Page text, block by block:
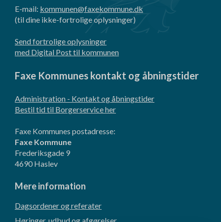
E-mail: kommunen@faxekommune.dk
(til dine ikke-fortrolige oplysninger)
Send fortrolige oplysninger
med Digital Post til kommunen
Faxe Kommunes kontakt og åbningstider
Administration - Kontakt og åbningstider
Bestil tid til Borgerservice her
Faxe Kommunes postadresse:
Faxe Kommune
Frederiksgade 9
4690 Haslev
Mere information
Dagsordener og referater